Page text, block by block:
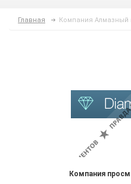
Главная Компания Алмазный
Компания